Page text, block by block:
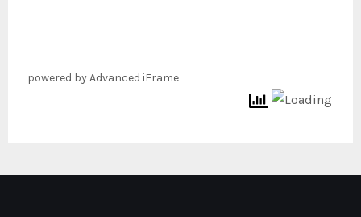
powered by Advanced iFrame